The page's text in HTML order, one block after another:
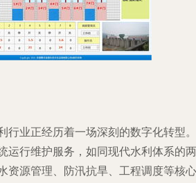
行业正经历着一场深刻的数字化转型。
运行维护服务，如同现代水利体系的两
资源管理、防汛抗旱、工程调度等核心